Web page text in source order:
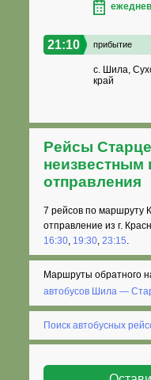
21:10 прибытие
с. Шила,
край
Рейсы
неизвестным
отправления
7 рейсов по маршруту
отправление из г.
16:30, 19:30,23:15.
Маршруты обратного
автобусов Шила —
Поиск автобусных